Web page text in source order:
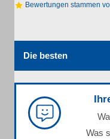
Bewertungen stammen
Die besten
Was